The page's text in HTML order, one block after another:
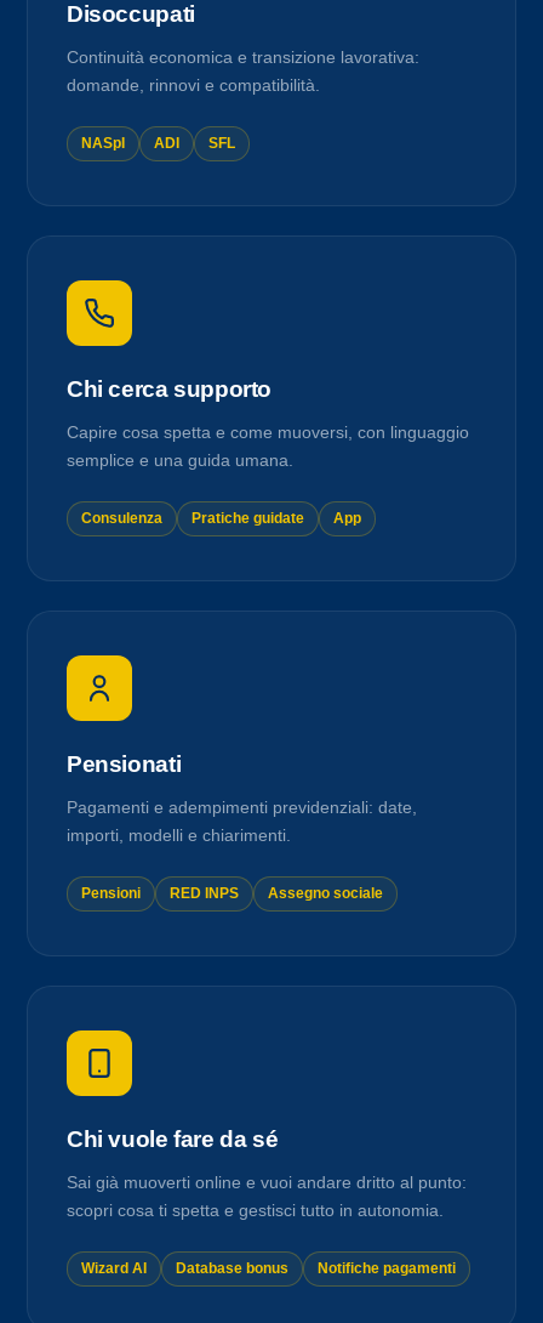
Disoccupati
Continuità economica e transizione lavorativa:
domande, rinnovi e compatibilità.
NASpI ADI SFL
Chi cerca supporto
Capire cosa spetta e come muoversi, con linguaggio
semplice e una guida umana.
Consulenza Pratiche guidate App
Pensionati
Pagamenti e adempimenti previdenziali: date,
importi, modelli e chiarimenti.
Pensioni RED INPS Assegno sociale
Chi vuole fare da sé
Sai già muoverti online e vuoi andare dritto al punto:
scopri cosa ti spetta e gestisci tutto in autonomia.
Wizard AI Database bonus Notifiche pagamenti